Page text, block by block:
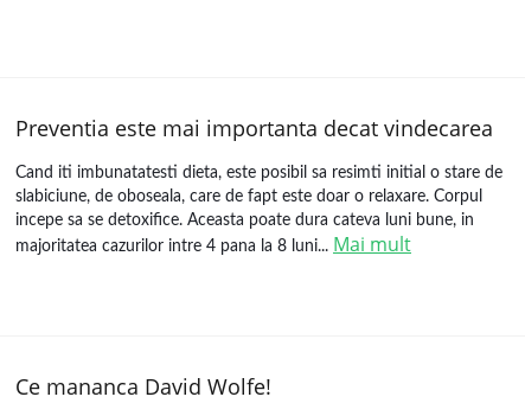
Preventia este mai importanta decat vindecarea
Cand iti imbunatatesti dieta, este posibil sa resimti initial o stare de
slabiciune, de oboseala, care de fapt este doar o relaxare. Corpul
incepe sa se detoxifice. Aceasta poate dura cateva luni bune, in
majoritatea cazurilor intre 4 pana la 8 luni... Mai mult
Ce mananca David Wolfe!